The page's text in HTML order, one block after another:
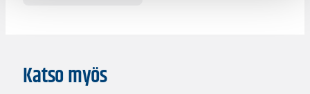
Katso myös